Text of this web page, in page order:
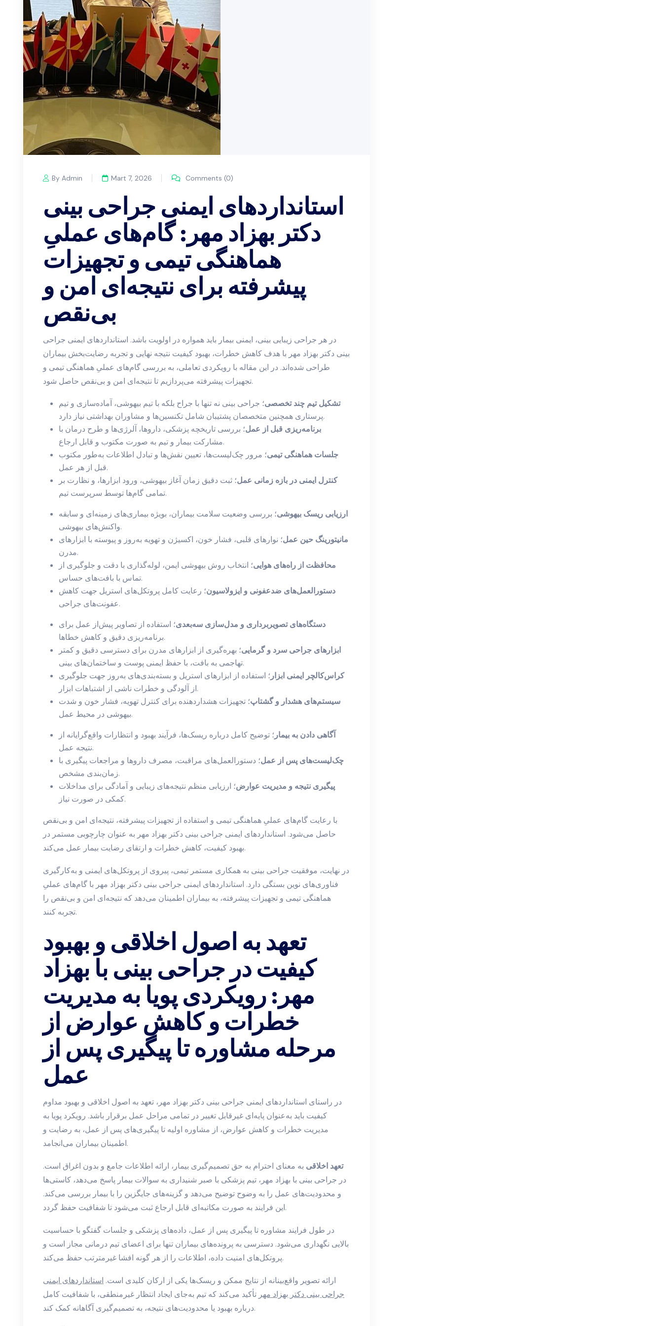
By Admin Mart 7, 2026 Comments (0)
استانداردهای ایمنی جراحی بینی
دکتر بهزاد مهر: گام‌های عملیِ
هماهنگی تیمی و تجهیزات
پیشرفته برای نتیجه‌ای امن و
بی‌نقص
در هر جراحی زیبایی بینی، ایمنی بیمار باید همواره در اولویت باشد. استانداردهای ایمنی جراحی
بینی دکتر بهزاد مهر با هدف کاهش خطرات، بهبود کیفیت نتیجه نهایی و تجربه رضایت‌بخش بیماران
طراحی شده‌اند. در این مقاله با رویکردی تعاملی، به بررسی گام‌های عملیِ هماهنگی تیمی و
تجهیزات پیشرفته می‌پردازیم تا نتیجه‌ای امن و بی‌نقص حاصل شود.
تشکیل تیم چند تخصصی؛ جراحی بینی نه تنها با جراح بلکه با تیم بیهوشی، آماده‌سازی و تیم
پرستاری همچنین متخصصان پشتیبان شامل تکنسین‌ها و مشاوران بهداشتی نیاز دارد.
برنامه‌ریزی قبل از عمل؛ بررسی تاریخچه پزشکی، داروها، آلرژی‌ها و طرح درمان با
مشارکت بیمار و تیم به صورت مکتوب و قابل ارجاع.
جلسات هماهنگی تیمی؛ مرور چک‌لیست‌ها، تعیین نقش‌ها و تبادل اطلاعات به‌طور مکتوب
قبل از هر عمل.
کنترل ایمنی در بازه زمانی عمل؛ ثبت دقیق زمان آغاز بیهوشی، ورود ابزارها، و نظارت بر
تمامی گام‌ها توسط سرپرست تیم.
ارزیابی ریسک بیهوشی؛ بررسی وضعیت سلامت بیماران، بویژه بیماری‌های زمینه‌ای و سابقه
واکنش‌های بیهوشی.
مانیتورینگ حین عمل؛ نوارهای قلبی، فشار خون، اکسیژن و تهویه به‌روز و پیوسته با ابزارهای
مدرن.
محافظت از راه‌های هوایی؛ انتخاب روش بیهوشی ایمن، لوله‌گذاری با دقت و جلوگیری از
تماس با بافت‌های حساس.
دستورالعمل‌های ضدعفونی و ایزولاسیون؛ رعایت کامل پروتکل‌های استریل جهت کاهش
عفونت‌های جراحی.
دستگاه‌های تصویربرداری و مدل‌سازی سه‌بعدی؛ استفاده از تصاویر پیش‌از عمل برای
برنامه‌ریزی دقیق و کاهش خطاها.
ابزارهای جراحی سرد و گرمایی؛ بهره‌گیری از ابزارهای مدرن برای دسترسی دقیق و کمتر
تهاجمی به بافت، با حفظ ایمنی پوست و ساختمان‌های بینی.
کراس‌کالچر ایمنی ابزار ؛ استفاده از ابزارهای استریل و بسته‌بندی‌های به‌روز جهت جلوگیری
از آلودگی و خطرات ناشی از اشتباهات ابزار.
سیستم‌های هشدار و گشتاپ؛ تجهیزات هشداردهنده برای کنترل تهویه، فشار خون و شدت
بیهوشی در محیط عمل.
آگاهی دادن به بیمار ؛ توضیح کامل درباره ریسک‌ها، فرآیند بهبود و انتظارات واقع‌گرایانه از
نتیجه عمل.
چک‌لیست‌های پس از عمل؛ دستورالعمل‌های مراقبت، مصرف داروها و مراجعات پیگیری با
زمان‌بندی مشخص.
پیگیری نتیجه و مدیریت عوارض؛ ارزیابی منظم نتیجه‌های زیبایی و آمادگی برای مداخلات
کمکی در صورت نیاز.
با رعایت گام‌های عملیِ هماهنگی تیمی و استفاده از تجهیزات پیشرفته، نتیجه‌ای امن و بی‌نقص
حاصل می‌شود. استانداردهای ایمنی جراحی بینی دکتر بهزاد مهر به عنوان چارچوبی مستمر در
بهبود کیفیت، کاهش خطرات و ارتقای رضایت بیمار عمل می‌کند.
در نهایت، موفقیت جراحی بینی به همکاری مستمر تیمی، پیروی از پروتکل‌های ایمنی و به‌کارگیری
فناوری‌های نوین بستگی دارد. استانداردهای ایمنی جراحی بینی دکتر بهزاد مهر با گام‌های عملیِ
هماهنگی تیمی و تجهیزات پیشرفته، به بیماران اطمینان می‌دهد که نتیجه‌ای امن و بی‌نقص را
تجربه کنند.
تعهد به اصول اخلاقی و بهبود
کیفیت در جراحی بینی با بهزاد
مهر: رویکردی پویا به مدیریت
خطرات و کاهش عوارض از
مرحله مشاوره تا پیگیری پس از
عمل
در راستای استانداردهای ایمنی جراحی بینی دکتر بهزاد مهر، تعهد به اصول اخلاقی و بهبود مداوم
کیفیت باید به‌عنوان پایه‌ای غیرقابل تغییر در تمامی مراحل عمل برقرار باشد. رویکرد پویا به
مدیریت خطرات و کاهش عوارض، از مشاوره اولیه تا پیگیری‌های پس از عمل، به رضایت و
اطمینان بیماران می‌انجامد.
تعهد اخلاقی به معنای احترام به حق تصمیم‌گیری بیمار، ارائه اطلاعات جامع و بدون اغراق است.
در جراحی بینی با بهزاد مهر، تیم پزشکی با صبر شنیداری به سوالات بیمار پاسخ می‌دهد، کاستی‌ها
و محدودیت‌های عمل را به وضوح توضیح می‌دهد و گزینه‌های جایگزین را با بیمار بررسی می‌کند.
این فرایند به صورت مکاتبه‌ای قابل ارجاع ثبت می‌شود تا شفافیت حفظ گردد.
در طول فرایند مشاوره تا پیگیری پس از عمل، داده‌های پزشکی و جلسات گفتگو با حساسیت
بالایی نگهداری می‌شود. دسترسی به پرونده‌های بیماران تنها برای اعضای تیم درمانی مجاز است و
پروتکل‌های امنیت داده، اطلاعات را از هر گونه افشا غیرمترتب حفظ می‌کند.
ارائه تصویر واقع‌بینانه از نتایج ممکن و ریسک‌ها یکی از ارکان کلیدی است. استانداردهای ایمنی
جراحی بینی دکتر بهزاد مهر تأکید می‌کند که تیم به‌جای ایجاد انتظار غیرمنطقی، با شفافیت کامل
درباره بهبود یا محدودیت‌های نتیجه، به تصمیم‌گیری آگاهانه کمک کند.